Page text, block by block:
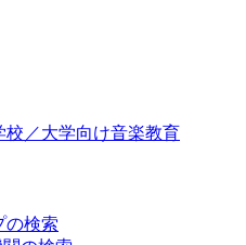
校／大学向け音楽教育
の検索